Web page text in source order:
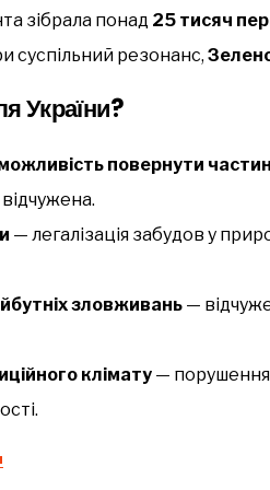
зібрала понад 25 тисяч
суспільний резонанс,
України?
повернути
— легалізація забудов у
зловживань —
клімату —